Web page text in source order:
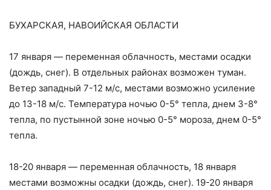
БУХАРСКАЯ, НАВОИЙСКАЯ ОБЛАСТИ
17 января — переменная облачность, местами осадки
(дождь, снег). В отдельных районах возможен туман.
Ветер западный 7-12 м/с, местами возможно усиление
до 13-18 м/с. Температура ночью 0-5° тепла, днем 3-8°
тепла, по пустынной зоне ночью 0-5° мороза, днем 0-5°
тепла.
18-20 января — переменная облачность, 18 января
местами возможны осадки (дождь, снег). 19-20 января